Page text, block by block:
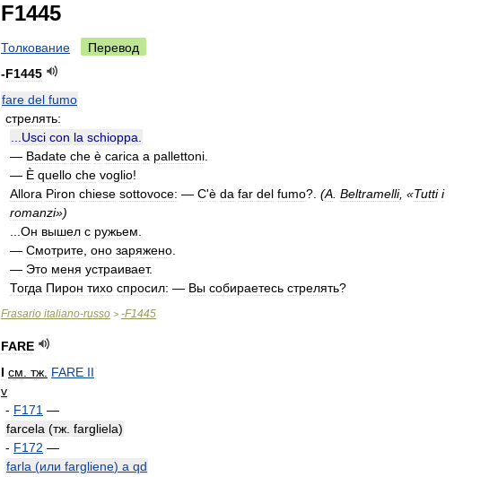
F1445
Толкование Перевод
-F1445
fare del fumo
стрелять:
Usci con la schioppa
— Badate che è carica a pallettoni
— È quello che voglio!
Allora Piron chiese sottovoce: — C'è da far del fumo?. (A Beltramelli, «Tutti i
romanzi»)
Он вышел с ружьем
— Смотрите оно заряжено
— Это меня устраивает.
Тогда Пирон тихо спросил: — Вы собираетесь стрелять?
Frasario italiano-russo > -F1445
FARE
I см тж FARE II
v
- F171 —
farcela (тж fargliela)
- F172 —
farla (или fargliene) a qd